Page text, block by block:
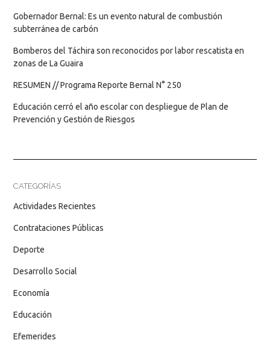
Gobernador Bernal: Es un evento natural de combustión
subterránea de carbón
Bomberos del Táchira son reconocidos por labor rescatista en
zonas de La Guaira
RESUMEN // Programa Reporte Bernal N° 250
Educación cerró el año escolar con despliegue de Plan de
Prevención y Gestión de Riesgos
CATEGORÍAS
Actividades Recientes
Contrataciones Públicas
Deporte
Desarrollo Social
Economía
Educación
Efemerides